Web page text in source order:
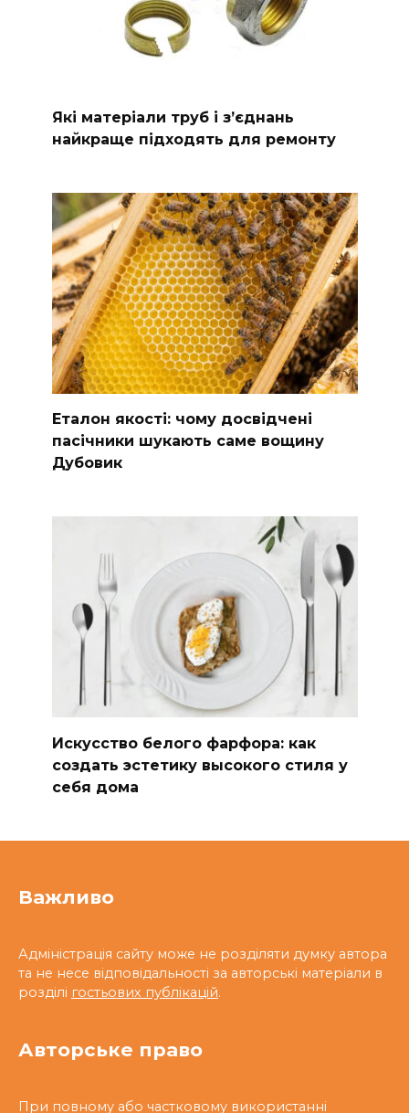
Які матеріали труб і з’єднань
найкраще підходять для ремонту
Еталон якості: чому досвідчені
пасічники шукають саме вощину
Дубовик
Искусство белого фарфора: как
создать эстетику высокого стиля у
себя дома
Важливо
Адміністрація сайту може не розділяти думку автора
та не несе відповідальності за авторські матеріали в
розділі гостьових публікацій.
Авторське право
При повному або частковому використанні